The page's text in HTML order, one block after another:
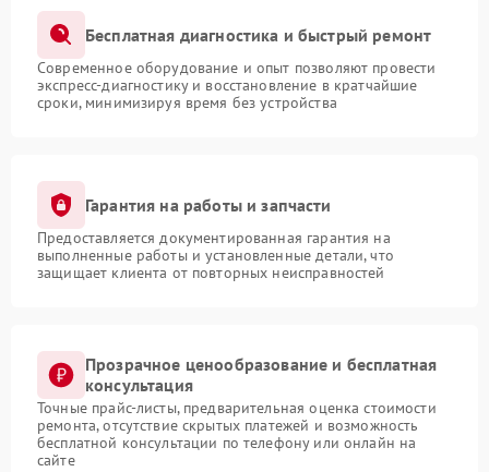
Бесплатная диагностика и быстрый ремонт
Современное оборудование и опыт позволяют провести
экспресс-диагностику и восстановление в кратчайшие
сроки, минимизируя время без устройства
Гарантия на работы и запчасти
Предоставляется документированная гарантия на
выполненные работы и установленные детали, что
защищает клиента от повторных неисправностей
Прозрачное ценообразование и бесплатная
консультация
Точные прайс-листы, предварительная оценка стоимости
ремонта, отсутствие скрытых платежей и возможность
бесплатной консультации по телефону или онлайн на
сайте